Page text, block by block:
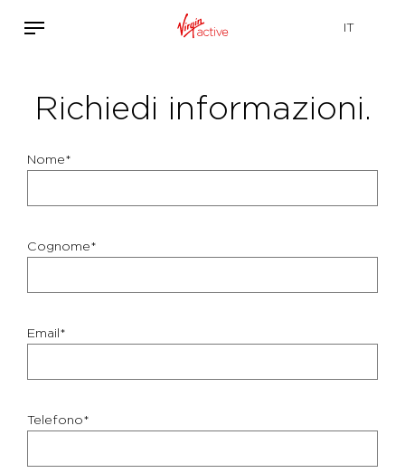
Richiedi informazioni.
Nome*
Cognome*
Email*
Telefono*